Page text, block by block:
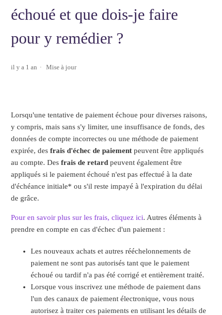
échoué et que dois-je faire
pour y remédier ?
il y a 1 an Mise à jour
Lorsqu'une tentative de paiement échoue pour diverses raisons,
y compris, mais sans s'y limiter, une insuffisance de fonds, des
données de compte incorrectes ou une méthode de paiement
expirée, desfrais d'échec de paiementpeuvent être appliqués
au compte. Desfrais de retardpeuvent également être
appliqués si le paiement échoué n'est pas effectué à la date
d'échéance initiale* ou s'il reste impayé à l'expiration du délai
de grâce.
Pour en savoir plus sur les frais, cliquez ici. Autres éléments à
prendre en compte en cas d'échec d'un paiement :
Les nouveaux achats et autres rééchelonnements de
paiement ne sont pas autorisés tant que le paiement
échoué ou tardif n'a pas été corrigé et entièrement traité.
Lorsque vous inscrivez une méthode de paiement dans
l'un des canaux de paiement électronique, vous nous
autorisez à traiter ces paiements en utilisant les détails de